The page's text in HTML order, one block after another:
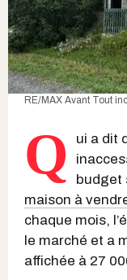
RE/MAX Avant Tout
Q ui a dit
budget
maison à
chaque mois,
le marché et a
affichée à 27